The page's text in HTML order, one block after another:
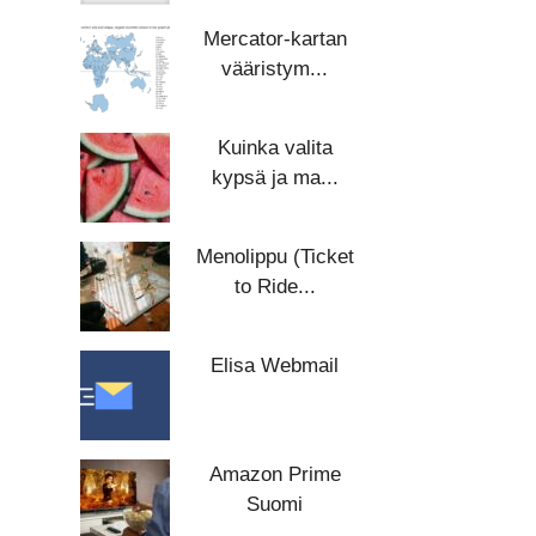
Mercator-kartan
vääristym...
Kuinka valita
kypsä ja ma...
Menolippu (Ticket
to Ride...
Elisa Webmail
Amazon Prime
Suomi